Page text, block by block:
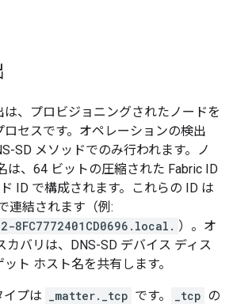
、プロビジョニングされたノードを
セスです。オペレーションの検出
SD メソッドでのみ行われます。ノ
は、64 ビットの圧縮された Fabric ID
ID で構成されます。これらの ID は
連結されます（例:
8FC7772401CD0696.local. ）。オ
カバリは、DNS-SD デバイス ディス
ト ホスト名を共有します。
イプは _matter._tcp です。 _tcp の